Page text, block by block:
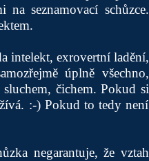
seznamovací schůzce.
intelekt, exrovertní ladění,
úplně všechno,
čichem. Pokud si
:-) Pokud to tedy není
negarantuje, že vztah